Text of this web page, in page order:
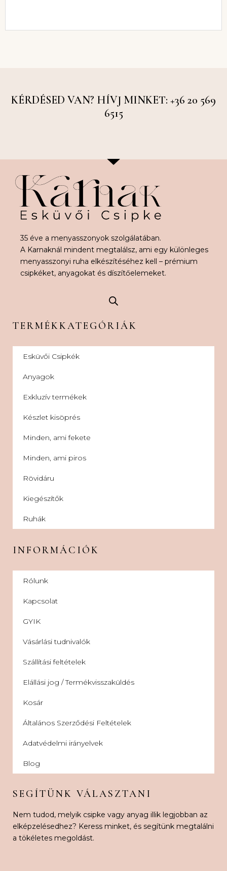
KÉRDÉSED VAN? HÍVJ MINKET: +36 20 569
6515
35 éve a menyasszonyok szolgálatában.
A Karnaknál mindent megtalálsz, ami egy különleges
menyasszonyi ruha elkészítéséhez kell – prémium
csipkéket, anyagokat és díszítőelemeket.
TERMÉKKATEGÓRIÁK
Esküvői Csipkék
Anyagok
Exkluzív termékek
Készlet kisöprés
Minden, ami fekete
Minden, ami piros
Rövidáru
Kiegészítők
Ruhák
INFORMÁCIÓK
Rólunk
Kapcsolat
GYIK
Vásárlási tudnivalók
Szállítási feltételek
Elállási jog / Termékvisszaküldés
Kosár
Általános Szerződési Feltételek
Adatvédelmi irányelvek
Blog
SEGÍTÜNK VÁLASZTANI
Nem tudod, melyik csipke vagy anyag illik legjobban az
elképzelésedhez? Keress minket, és segítünk megtalálni
a tökéletes megoldást.